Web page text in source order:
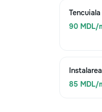
90 MDL/
85 MDL/